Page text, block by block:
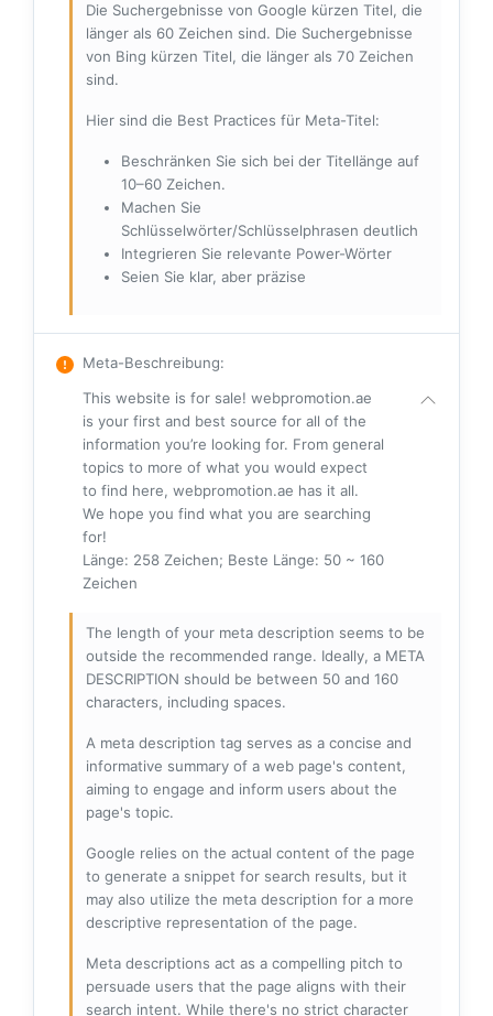
Die Suchergebnisse von Google kürzen Titel, die
länger als 60 Zeichen sind. Die Suchergebnisse
von Bing kürzen Titel, die länger als 70 Zeichen
sind.
Hier sind die Best Practices für Meta-Titel:
Beschränken Sie sich bei der Titellänge auf
10–60 Zeichen.
Machen Sie
Schlüsselwörter/Schlüsselphrasen deutlich
Integrieren Sie relevante Power-Wörter
Seien Sie klar, aber präzise
Meta-Beschreibung:
This website is for sale! webpromotion.ae
is your first and best source for all of the
information you’re looking for. From general
topics to more of what you would expect
to find here, webpromotion.ae has it all.
We hope you find what you are searching
for!
Länge: 258 Zeichen; Beste Länge: 50 ~ 160
Zeichen
The length of your meta description seems to be
outside the recommended range. Ideally, a META
DESCRIPTION should be between 50 and 160
characters, including spaces.
A meta description tag serves as a concise and
informative summary of a web page's content,
aiming to engage and inform users about the
page's topic.
Google relies on the actual content of the page
to generate a snippet for search results, but it
may also utilize the meta description for a more
descriptive representation of the page.
Meta descriptions act as a compelling pitch to
persuade users that the page aligns with their
search intent. While there's no strict character